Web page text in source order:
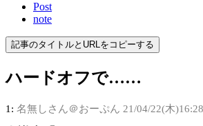
Post
note
記事のタイトルとURLをコピーする
ハードオフで……
1: 名無しさん＠おーぷん 21/04/22(木